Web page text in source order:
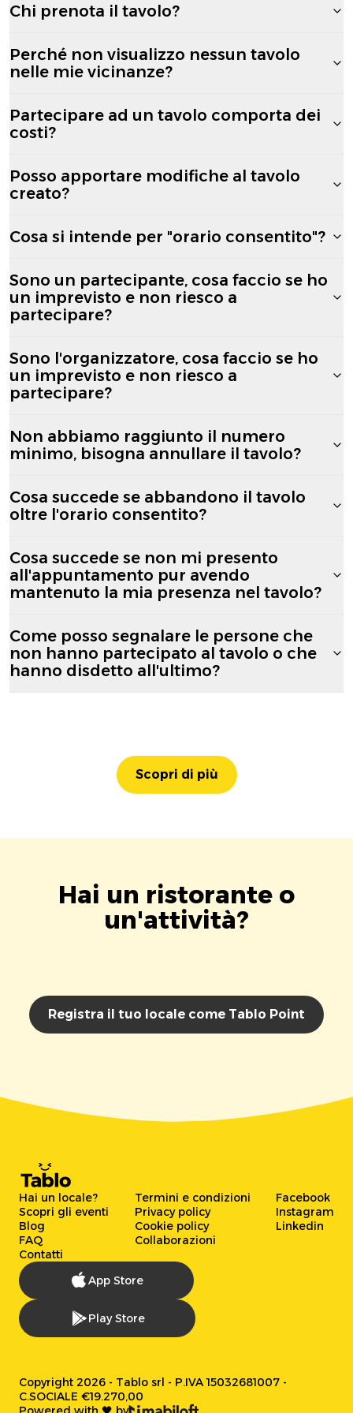
Chi prenota il tavolo?
Perché non visualizzo nessun tavolo
nelle mie vicinanze?
Partecipare ad un tavolo comporta dei
costi?
Posso apportare modifiche al tavolo
creato?
Cosa si intende per "orario consentito"?
Sono un partecipante, cosa faccio se ho
un imprevisto e non riesco a
partecipare?
Sono l'organizzatore, cosa faccio se ho
un imprevisto e non riesco a
partecipare?
Non abbiamo raggiunto il numero
minimo, bisogna annullare il tavolo?
Cosa succede se abbandono il tavolo
oltre l'orario consentito?
Cosa succede se non mi presento
all'appuntamento pur avendo
mantenuto la mia presenza nel tavolo?
Come posso segnalare le persone che
non hanno partecipato al tavolo o che
hanno disdetto all'ultimo?
Scopri di più
Hai un ristorante o
un'attività?
Registra il tuo locale come Tablo Point
Hai un locale?
Scopri gli eventi
Blog
FAQ
Contatti
Termini e condizioni
Privacy policy
Cookie policy
Collaborazioni
Facebook
Instagram
Linkedin
App Store
Play Store
Copyright 2026 - Tablo srl - P.IVA 15032681007 -
C.SOCIALE €19.270,00